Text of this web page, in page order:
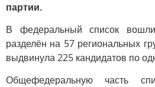
партии.
В федеральный список
разделён на 57 региональных
выдвинула 225 кандидатов по
Общефедеральную часть